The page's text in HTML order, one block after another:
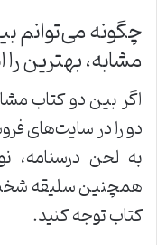
چگونه می‌توانم
مشابه، بهترین
اگر بین دو کتاب
دو را در سایت‌های
به لحن درسنامه،
همچنین سلیقه
کتاب توجه کنید.